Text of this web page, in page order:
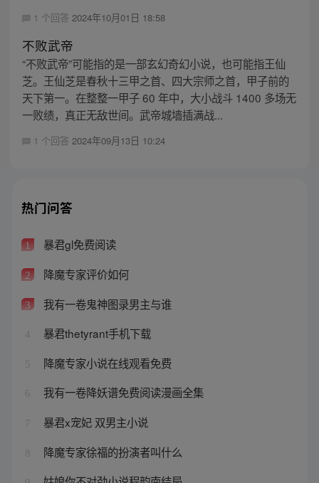
1 个回答 2024年10月01日 18:58
不败武帝
“不败武帝”可能指的是一部玄幻奇幻小说，也可能指王仙
芝。王仙芝是春秋十三甲之首、四大宗师之首，甲子前的
天下第一。在整整一甲子 60 年中，大小战斗 1400 多场无
一败绩，真正无敌世间。武帝城墙插满战...
1 个回答 2024年09月13日 10:24
热门问答
1 暴君gl免费阅读
2 降魔专家评价如何
3 我有一卷鬼神图录男主与谁
4 暴君thetyrant手机下载
5 降魔专家小说在线观看免费
6 我有一卷降妖谱免费阅读漫画全集
7 暴君x宠妃 双男主小说
8 降魔专家徐福的扮演者叫什么